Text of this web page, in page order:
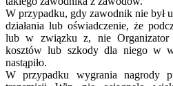
W przypadku, gdy zawodnik nie był
działania lub oświadczenie, że
lub w związku z, nie Organizator
kosztów lub szkody dla niego w
nastąpiło.
W przypadku wygrania nagrody